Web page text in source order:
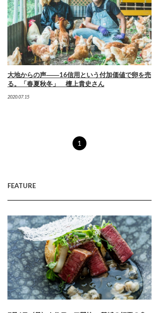
大地からの声――16信用という付加価値で卵を売
る。「春夏秋冬」 檀上貴史さん
2020.07.15
1
FEATURE